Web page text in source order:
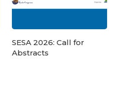
SESA 2026: Call for
Abstracts